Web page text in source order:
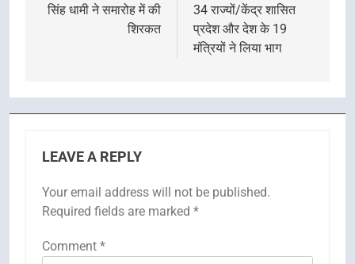
सिंह धामी ने समारोह में की
शिरकत
⁠34 राज्यों/केंद्र शासित
प्रदेश और देश के 19
मंत्रियों ने लिया भाग
LEAVE A REPLY
Your email address will not be published.
Required fields are marked *
Comment *